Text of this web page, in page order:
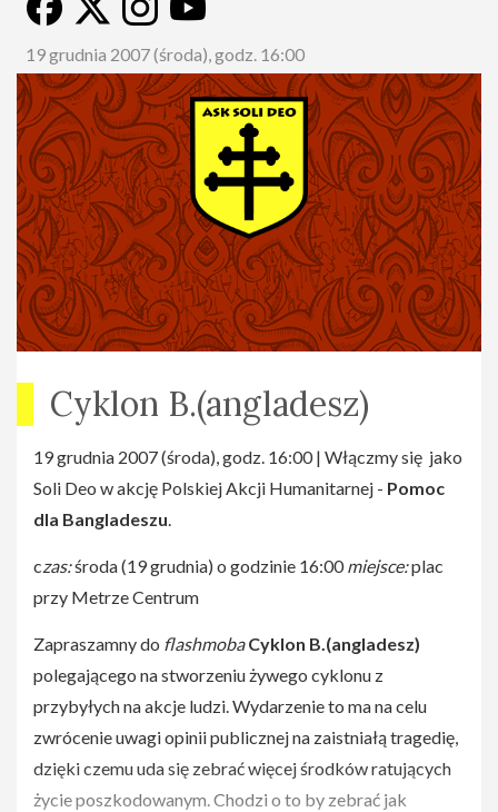
19 grudnia 2007 (środa), godz. 16:00
Cyklon B.(angladesz)
19 grudnia 2007 (środa), godz. 16:00 | Włączmy się jako
Soli Deo w akcję Polskiej Akcji Humanitarnej - Pomoc
dla Bangladeszu.
czas:środa (19 grudnia) o godzinie 16:00miejsce:plac
przy Metrze Centrum
Zapraszamny do flashmoba Cyklon B.(angladesz)
polegającego na stworzeniu żywego cyklonu z
przybyłych na akcje ludzi. Wydarzenie to ma na celu
zwrócenie uwagi opinii publicznej na zaistniałą tragedię,
dzięki czemu uda się zebrać więcej środków ratujących
życie poszkodowanym. Chodzi o to by zebrać jak